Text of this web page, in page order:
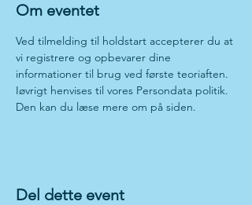
Om eventet
Ved tilmelding til holdstart accepterer du at
vi registrere og opbevarer dine
informationer til brug ved første teoriaften.
Iøvrigt henvises til vores Persondata politik.
Den kan du læse mere om på siden.
Del dette event